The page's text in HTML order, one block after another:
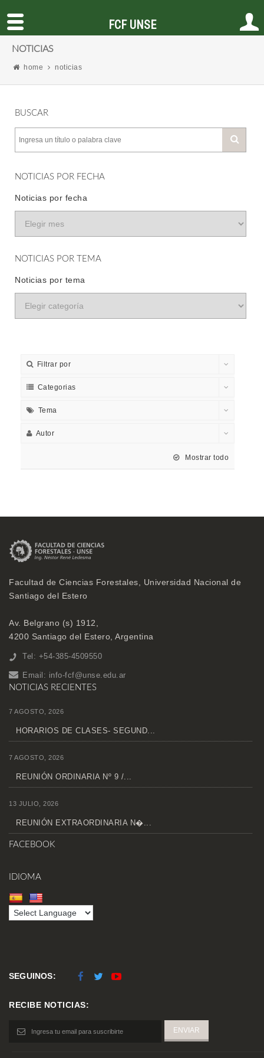
NOTICIAS
home noticias
BUSCAR
NOTICIAS POR FECHA
Noticias por fecha
NOTICIAS POR TEMA
Noticias por tema
Filtrar por
Categorias
Tema
Autor
Mostrar todo
Facultad de Ciencias Forestales, Universidad Nacional de
Santiago del Estero
Av. Belgrano (s) 1912,
4200 Santiago del Estero, Argentina
Tel: +54-385-4509550
Email: info-fcf@unse.edu.ar
NOTICIAS RECIENTES
7 AGOSTO, 2026
HORARIOS DE CLASES- SEGUND...
7 AGOSTO, 2026
REUNIÓN ORDINARIA Nº 9 /...
13 JULIO, 2026
REUNIÓN EXTRAORDINARIA N�...
FACEBOOK
IDIOMA
SEGUINOS:
RECIBE NOTICIAS:
FCF UNSE